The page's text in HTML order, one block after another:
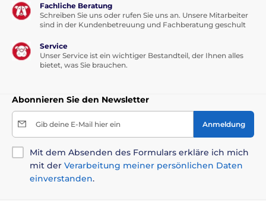
Fachliche Beratung
Schreiben Sie uns oder rufen Sie uns an. Unsere Mitarbeiter
sind in der Kundenbetreuung und Fachberatung geschult
Service
Unser Service ist ein wichtiger Bestandteil, der Ihnen alles
bietet, was Sie brauchen.
Abonnieren Sie den Newsletter
Gib deine E-Mail hier ein Anmeldung
Mit dem Absenden des Formulars erkläre ich mich
mit der Verarbeitung meiner persönlichen Daten
einverstanden.